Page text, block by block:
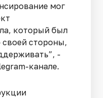
мог
который был
своей стороны,
-
канале.